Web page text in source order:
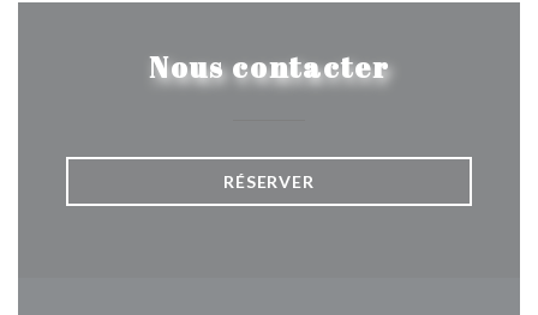
Nous contacter
RÉSERVER